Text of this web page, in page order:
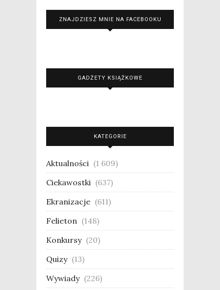
ZNAJDZIESZ MNIE NA FACEBOOKU
GADŻETY KSIĄŻKOWE
KATEGORIE
Aktualności (1 609)
Ciekawostki (637)
Ekranizacje (611)
Felieton (148)
Konkursy (20)
Quizy (13)
Wywiady (226)